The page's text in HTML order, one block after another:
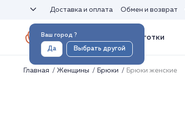
Ваш город ?
Да Выбрать другой
Доставка и оплата Обмен и возврат
Носки и колготки
Главная Женщины Брюки Брюки женские